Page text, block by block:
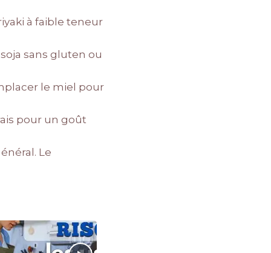
à faible teneur
sans gluten ou
le miel pour
pour un goût
Le